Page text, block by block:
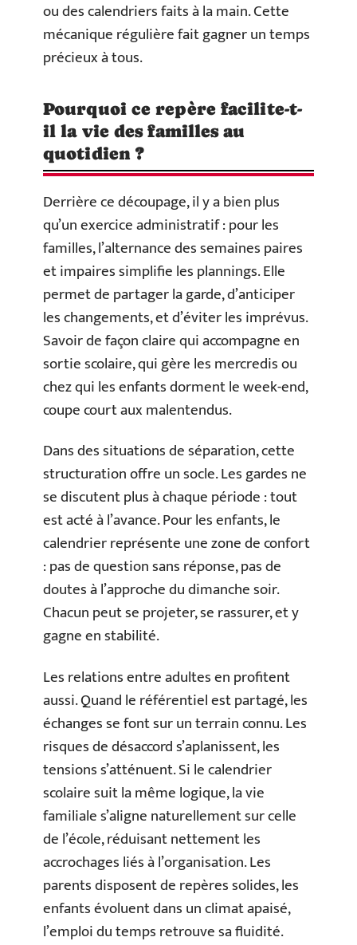
ou des calendriers faits à la main. Cette
mécanique régulière fait gagner un temps
précieux à tous.
Pourquoi ce repère facilite-t-
il la vie des familles au
quotidien ?
Derrière ce découpage, il y a bien plus
qu’un exercice administratif : pour les
familles, l’alternance des semaines paires
et impaires simplifie les plannings. Elle
permet de partager la garde, d’anticiper
les changements, et d’éviter les imprévus.
Savoir de façon claire qui accompagne en
sortie scolaire, qui gère les mercredis ou
chez qui les enfants dorment le week-end,
coupe court aux malentendus.
Dans des situations de séparation, cette
structuration offre un socle. Les gardes ne
se discutent plus à chaque période : tout
est acté à l’avance. Pour les enfants, le
calendrier représente une zone de confort
: pas de question sans réponse, pas de
doutes à l’approche du dimanche soir.
Chacun peut se projeter, se rassurer, et y
gagne en stabilité.
Les relations entre adultes en profitent
aussi. Quand le référentiel est partagé, les
échanges se font sur un terrain connu. Les
risques de désaccord s’aplanissent, les
tensions s’atténuent. Si le calendrier
scolaire suit la même logique, la vie
familiale s’aligne naturellement sur celle
de l’école, réduisant nettement les
accrochages liés à l’organisation. Les
parents disposent de repères solides, les
enfants évoluent dans un climat apaisé,
l’emploi du temps retrouve sa fluidité.